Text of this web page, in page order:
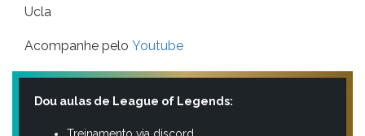
Ucla
Acompanhe pelo Youtube
Dou aulas de League of Legends: